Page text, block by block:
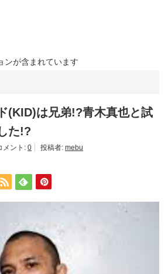
ンが含まれています
(KID)は兄弟!?青木真也と試
た!?
メント: 0 投稿者: mebu